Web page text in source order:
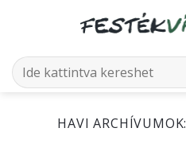
Keresés
a
HAVI ARCHÍVUMOK: